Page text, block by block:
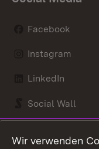
Facebook
Instagram
LinkedIn
Social Wall
Wir verwenden